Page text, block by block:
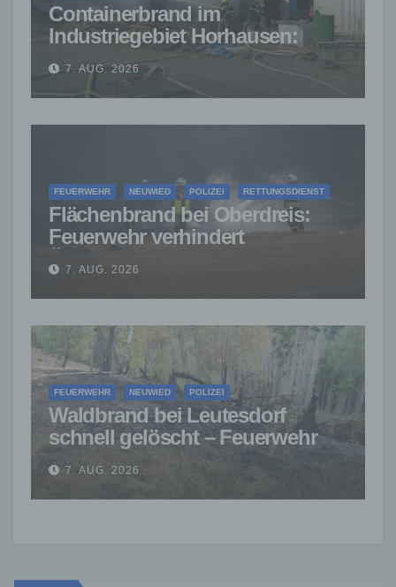
Containerbrand im
Industriegebiet Horhausen:
Feuerwehr verhindert weitere
Ausbreitung
7. AUG. 2026
FEUERWEHR NEUWIED POLIZEI RETTUNGSDIENST
Flächenbrand bei Oberdreis:
Feuerwehr verhindert
Übergreifen auf Waldgebiet
7. AUG. 2026
FEUERWEHR NEUWIED POLIZEI
Waldbrand bei Leutesdorf
schnell gelöscht – Feuerwehr
warnt vor erhöhter Brandgefahr
7. AUG. 2026